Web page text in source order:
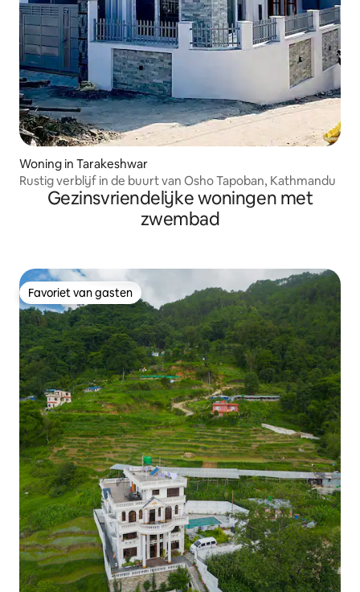
Woning in Tarakeshwar
Rustig verblijf in de buurt van Osho Tapoban, Kathmandu
Gezinsvriendelijke woningen met
zwembad
Favoriet van gasten
Favoriet van gasten